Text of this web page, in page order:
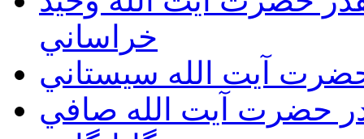
خراساني
حضرت آيت الله سيستاني
حضرت آيت الله صافي